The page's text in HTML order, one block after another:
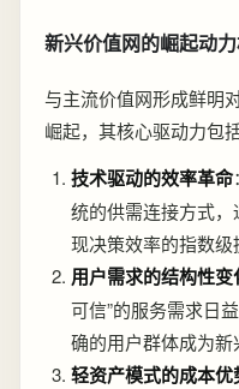
新兴价值网的崛起动
与主流价值网形成鲜明
崛起，其核心驱动力包括
技术驱动的效率革命
统的供需连接方式
现决策效率的指数级
用户需求的结构性变
可信”的服务需求日
确的用户群体成为新
轻资产模式的成本优